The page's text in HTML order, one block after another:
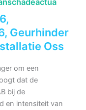
Geurhinder
Oss
om een
dat de
bij de
en intensiteit van